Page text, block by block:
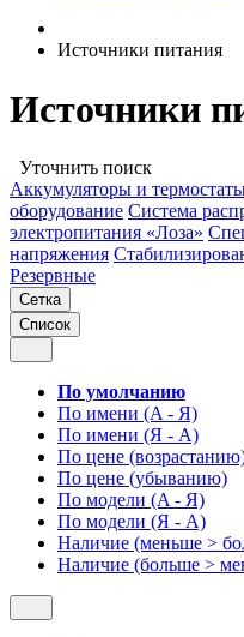
Источники питания
Источники
Уточнить поиск
Аккумуляторы и
оборудование Система
электропитания «Лоза»
напряжения
Резервные
Сетка
Список
По умолчанию
По имени (A - Я)
По имени (Я - A)
По цене
По цене (убыванию)
По модели (A - Я)
По модели (Я - A)
Наличие (меньше >
Наличие (больше >